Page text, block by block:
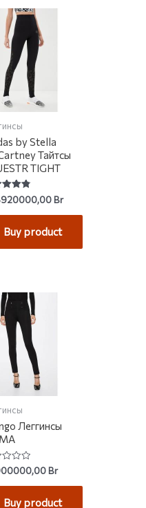
by Stella
Тайтсы
TIGHT
5
Br
Buy product
Леггинсы
Br
Buy product